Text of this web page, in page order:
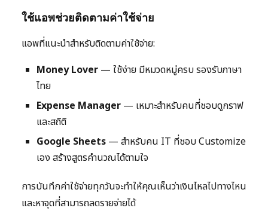
ใช้แอพช่วยติดตามค่าใช้จ่าย
แอพที่แนะนำสำหรับติดตามค่าใช้จ่าย:
Money Lover — ใช้ง่าย มีหมวดหมู่ครบ รองรับภาษา
ไทย
Expense Manager — เหมาะสำหรับคนที่ชอบดูกราฟ
และสถิติ
Google Sheets — สำหรับคน IT ที่ชอบ Customize
เอง สร้างสูตรคำนวณได้ตามใจ
การบันทึกค่าใช้จ่ายทุกวันจะทำให้คุณเห็นว่าเงินไหลไปทางไหน
และหาจุดที่สามารถลดรายจ่ายได้